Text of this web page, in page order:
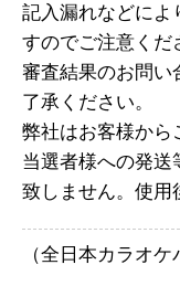
記入漏れなどによ
すのでご注意くだ
審査結果のお問い
了承ください。
弊社はお客様から
当選者様への発送
致しません。使用
（全日本カラオケ